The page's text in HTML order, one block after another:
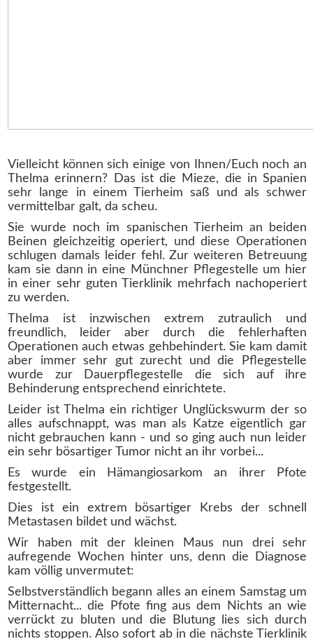
Vielleicht können sich einige von Ihnen/Euch noch an
Thelma erinnern? Das ist die Mieze, die in Spanien
sehr lange in einem Tierheim saß und als schwer
vermittelbar galt, da scheu.
Sie wurde noch im spanischen Tierheim an beiden
Beinen gleichzeitig operiert, und diese Operationen
schlugen damals leider fehl. Zur weiteren Betreuung
kam sie dann in eine Münchner Pflegestelle um hier
in einer sehr guten Tierklinik mehrfach nachoperiert
zu werden.
Thelma ist inzwischen extrem zutraulich und
freundlich, leider aber durch die fehlerhaften
Operationen auch etwas gehbehindert. Sie kam damit
aber immer sehr gut zurecht und die Pflegestelle
wurde zur Dauerpflegestelle die sich auf ihre
Behinderung entsprechend einrichtete.
Leider ist Thelma ein richtiger Unglückswurm der so
alles aufschnappt, was man als Katze eigentlich gar
nicht gebrauchen kann - und so ging auch nun leider
ein sehr bösartiger Tumor nicht an ihr vorbei...
Es wurde ein Hämangiosarkom an ihrer Pfote
festgestellt.
Dies ist ein extrem bösartiger Krebs der schnell
Metastasen bildet und wächst.
Wir haben mit der kleinen Maus nun drei sehr
aufregende Wochen hinter uns, denn die Diagnose
kam völlig unvermutet:
Selbstverständlich begann alles an einem Samstag um
Mitternacht... die Pfote fing aus dem Nichts an wie
verrückt zu bluten und die Blutung lies sich durch
nichts stoppen. Also sofort ab in die nächste Tierklinik